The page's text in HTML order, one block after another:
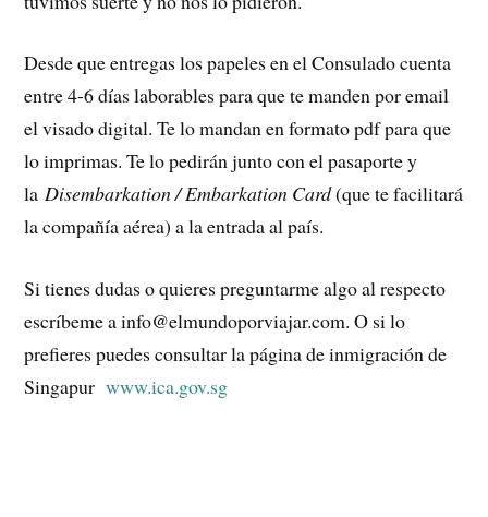
Desde que entregas los papeles en el Consulado cuenta
entre 4-6 días laborables para que te manden por email
el visado digital. Te lo mandan en formato pdf para que
lo imprimas. Te lo pedirán junto con el pasaporte y
laDisembarkation / Embarkation Card(que te facilitará
la compañía aérea) a la entrada al país.
Si tienes dudas o quieres preguntarme algo al respecto
escríbeme a info@elmundoporviajar.com. O si lo
prefieres puedes consultar la página de inmigración de
Singapurwww.ica.gov.sg